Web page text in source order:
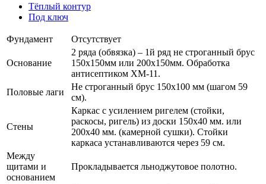
Тёплый контур
Под ключ
Фундамент Отсутствует
Основание
2 ряда (обвязка) – 1й ряд не строганный брус
150х150мм или 200х150мм. Обработка
антисептиком ХМ-11.
Половые лаги
Не строганный брус 150х100 мм (шагом 59
см).
Стены
Каркас с усилением ригелем (стойки,
раскосы, ригель) из доски 150х40 мм. или
200х40 мм. (камерной сушки). Стойки
каркаса устанавливаются через 59 см.
Между
щитами и
основанием
Прокладывается льноджутовое полотно.